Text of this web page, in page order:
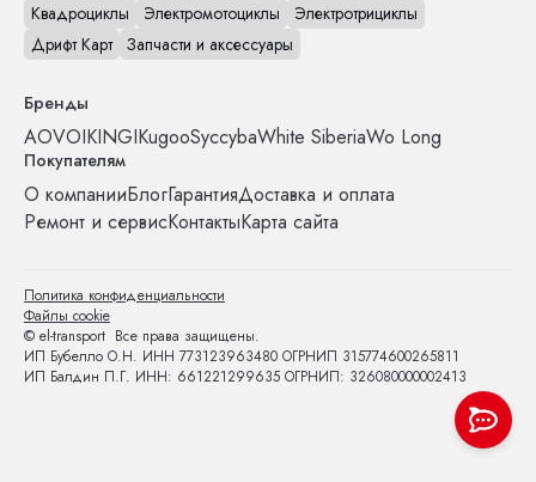
Квадроциклы
Электромотоциклы
Электротрициклы
Дрифт Карт Запчасти и аксессуары
Бренды
AOVOIKINGIKugooSyccybaWhite SiberiaWo Long
Покупателям
О компанииБлогГарантияДоставка и оплата
Ремонт и сервисКонтактыКарта сайта
© el-transport Все права защищены.
ИП Бубелло О.Н. ИНН 773123963480 ОГРНИП 315774600265811
ИП Балдин П.Г. ИНН: 661221299635 ОГРНИП: 326080000002413
Политика конфиденциальности
Файлы cookie